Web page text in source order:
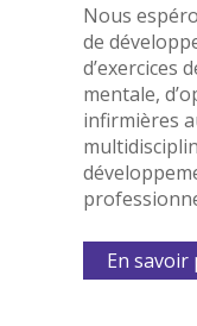
Nous
de
d’exercices
mentale,
infirmières
En savoir